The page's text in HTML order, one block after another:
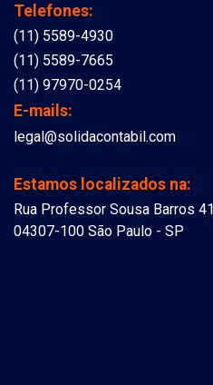
Telefones:
(11) 5589-4930
(11) 5589-7665
(11) 97970-0254
E-mails:
legal@solidacontabil.com
Estamos localizados na:
Rua Professor Sousa Barros
04307-100 São Paulo - SP